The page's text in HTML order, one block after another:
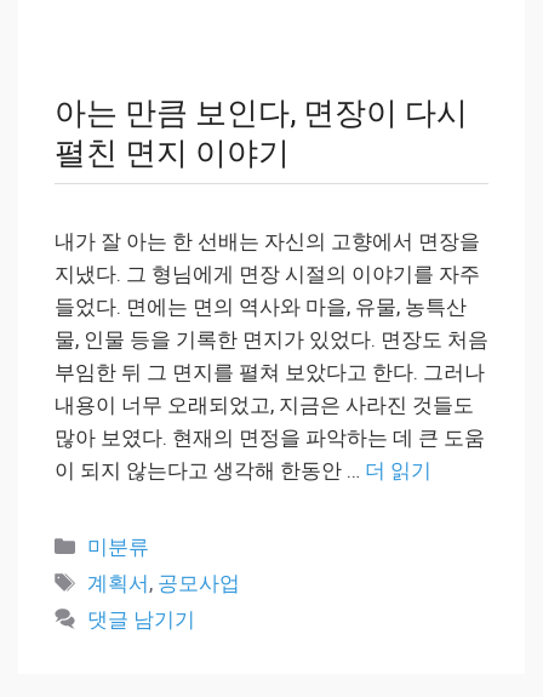
아는 만큼 보인다, 면장이 다시
펼친 면지 이야기
내가 잘 아는 한 선배는 자신의 고향에서 면장을
지냈다. 그 형님에게 면장 시절의 이야기를 자주
들었다. 면에는 면의 역사와 마을, 유물, 농특산
물, 인물 등을 기록한 면지가 있었다. 면장도 처음
부임한 뒤 그 면지를 펼쳐 보았다고 한다. 그러나
내용이 너무 오래되었고, 지금은 사라진 것들도
많아 보였다. 현재의 면정을 파악하는 데 큰 도움
이 되지 않는다고 생각해 한동안 … 더 읽기
카
테
고
리
미분류
태
그
계획서, 공모사업
댓글 남기기